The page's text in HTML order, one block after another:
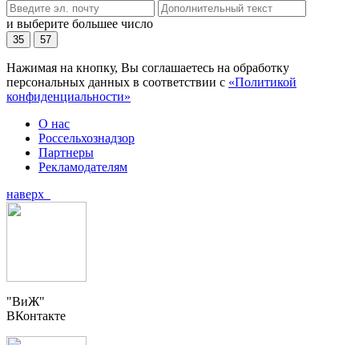
и выберите большее число
35 57
Нажимая на кнопку, Вы соглашаетесь на обработку
персональных данных в соответствии с «Политикой
конфиденциальности»
О нас
Россельхознадзор
Партнеры
Рекламодателям
наверх
"ВиЖ"
ВКонтакте